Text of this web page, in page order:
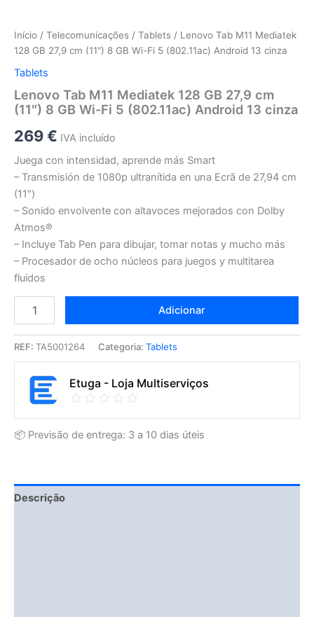
Início / Telecomunicações / Tablets / Lenovo Tab M11 Mediatek
128 GB 27,9 cm (11″) 8 GB Wi-Fi 5 (802.11ac) Android 13 cinza
Tablets
Lenovo Tab M11 Mediatek 128 GB 27,9 cm
(11″) 8 GB Wi-Fi 5 (802.11ac) Android 13 cinza
269€ IVA incluído
Juega con intensidad, aprende más Smart
– Transmisión de 1080p ultranítida en una Ecrã de 27,94 cm
(11″)
– Sonido envolvente con altavoces mejorados con Dolby
Atmos®
– Incluye Tab Pen para dibujar, tomar notas y mucho más
– Procesador de ocho núcleos para juegos y multitarea
fluidos
Adicionar
REF: TA5001264 Categoria: Tablets
Etuga - Loja Multiserviços
📦 Previsão de entrega: 3 a 10 dias úteis
Descrição